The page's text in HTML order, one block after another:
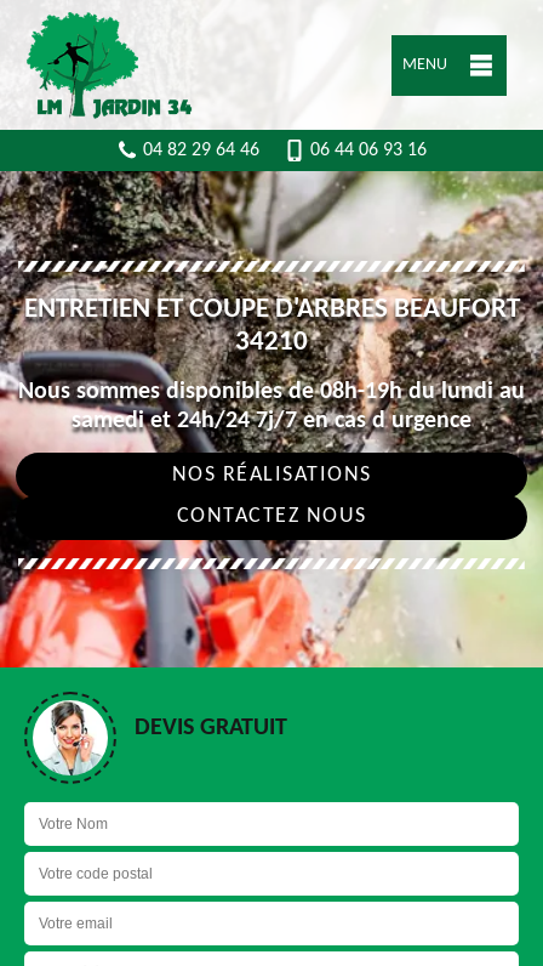
MENU
04 82 29 64 46 06 44 06 93 16
ENTRETIEN ET COUPE D'ARBRES BEAUFORT
34210
Nous sommes disponibles de 08h-19h du lundi au
samedi et 24h/24 7j/7 en cas d urgence
NOS RÉALISATIONS
CONTACTEZ NOUS
DEVIS GRATUIT